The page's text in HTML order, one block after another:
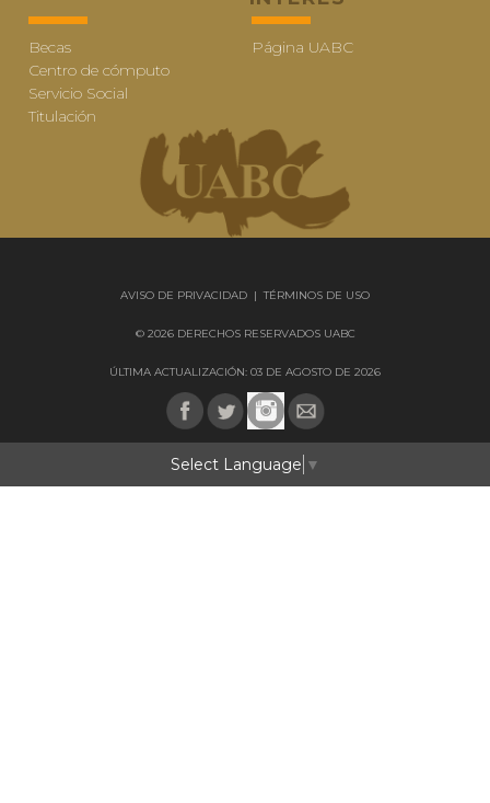
Becas
Centro de cómputo
Servicio Social
Titulación
Página UABC
AVISO DE PRIVACIDAD | TÉRMINOS DE USO
© 2026 DERECHOS RESERVADOS UABC
ÚLTIMA ACTUALIZACIÓN: 03 DE AGOSTO DE 2026
Select Language ▼